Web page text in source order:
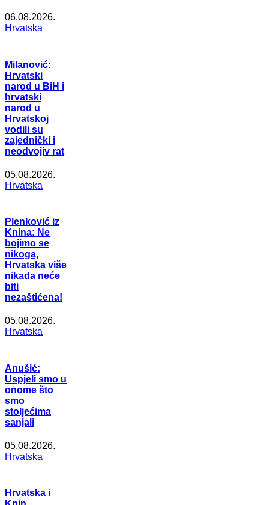
06.08.2026.
Hrvatska
Milanović:
Hrvatski
narod u BiH i
hrvatski
narod u
Hrvatskoj
vodili su
zajednički i
neodvojiv rat
05.08.2026.
Hrvatska
Plenković iz
Knina: Ne
bojimo se
nikoga,
Hrvatska više
nikada neće
biti
nezaštićena!
05.08.2026.
Hrvatska
Anušić:
Uspjeli smo u
onome što
smo
stoljećima
sanjali
05.08.2026.
Hrvatska
Hrvatska i